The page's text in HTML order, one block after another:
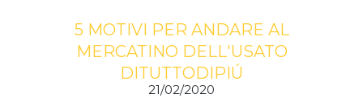
5 MOTIVI PER ANDARE AL
MERCATINO DELL'USATO
DITUTTODIPIÚ
21/02/2020